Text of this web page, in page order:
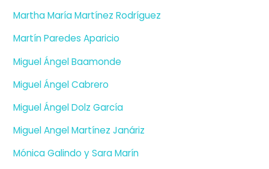
Martha María Martínez Rodríguez
Martín Paredes Aparicio
Miguel Ángel Baamonde
Miguel Ángel Cabrero
Miguel Ángel Dolz García
Miguel Angel Martínez Janáriz
Mónica Galindo y Sara Marín